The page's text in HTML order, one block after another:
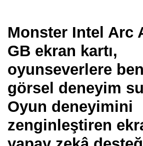
Monster Intel Arc
GB ekran kartı,
oyunseverlere
görsel deneyim
Oyun deneyimini
zenginleştiren